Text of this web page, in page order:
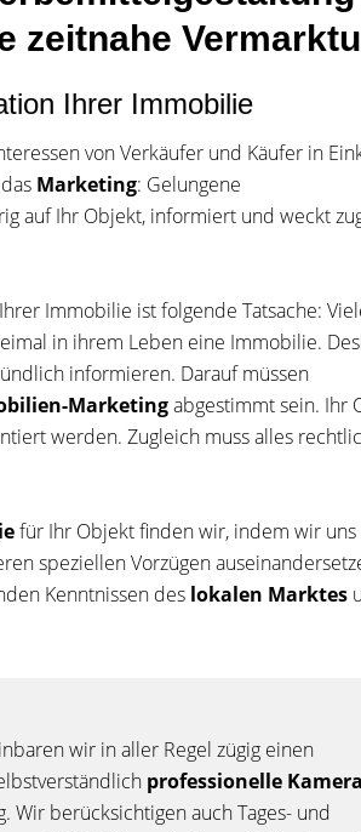
zeitnahe
Ihrer Immobilie
von Verkäufer und Käufer in
Marketing: Gelungene
auf Ihr Objekt, informiert und weckt
Immobilie ist folgende Tatsache:
in ihrem Leben eine Immobilie.
informieren. Darauf müssen
Marketingabgestimmt sein. Ihr
werden. Zugleich muss alles
für Ihr Objekt finden wir, indem wir uns
speziellen Vorzügen
Kenntnissen des lokalen Marktes
wir in aller Regel zügig einen
professionelle
berücksichtigen auch Tages- und